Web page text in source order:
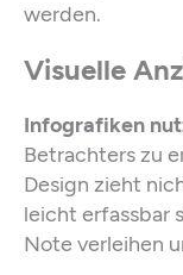
werden.
Visuelle
Infografiken
Betrachters zu
Design zieht
leicht erfassbar
Note verleihen